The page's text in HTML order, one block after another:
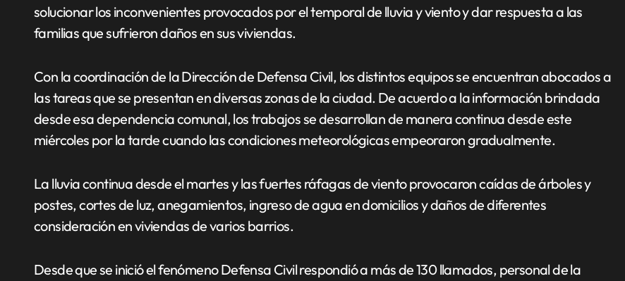
solucionar los inconvenientes provocados por el temporal de lluvia y viento y dar respuesta a las
familias que sufrieron daños en sus viviendas.
Con la coordinación de la Dirección de Defensa Civil, los distintos equipos se encuentran abocados a
las tareas que se presentan en diversas zonas de la ciudad. De acuerdo a la información brindada
desde esa dependencia comunal, los trabajos se desarrollan de manera continua desde este
miércoles por la tarde cuando las condiciones meteorológicas empeoraron gradualmente.
La lluvia continua desde el martes y las fuertes ráfagas de viento provocaron caídas de árboles y
postes, cortes de luz, anegamientos, ingreso de agua en domicilios y daños de diferentes
consideración en viviendas de varios barrios.
Desde que se inició el fenómeno Defensa Civil respondió a más de 130 llamados, personal de la